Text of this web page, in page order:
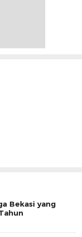
Bekasi yang